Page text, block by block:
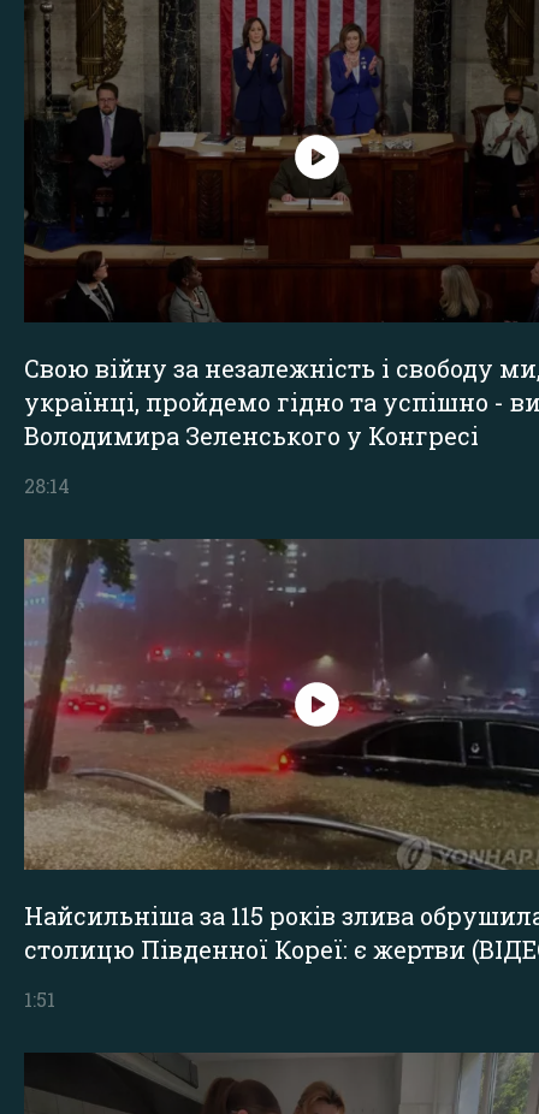
Свою війну за незалежність і свободу
українці, пройдемо гідно та успішно -
Володимира Зеленського у Конгресі
28:14
Найсильніша за 115 років злива
столицю Південної Кореї: є жертви
1:51